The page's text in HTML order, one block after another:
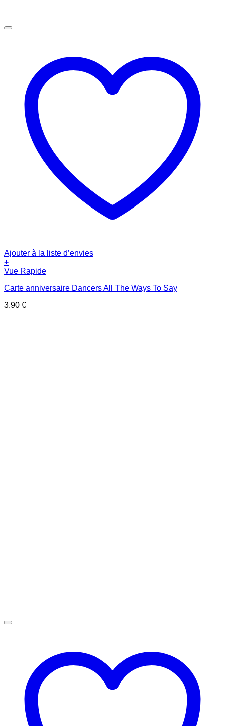
Ajouter à la liste d’envies
+
Vue Rapide
Carte anniversaire Dancers All The Ways To Say
3.90 €